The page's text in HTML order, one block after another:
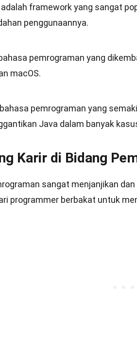
adalah framework yang sangat
penggunaannya.
pemrograman yang
macOS.
pemrograman yang
Java dalam banyak
Karir di Bidang
sangat menjanjikan
programmer berbakat untuk